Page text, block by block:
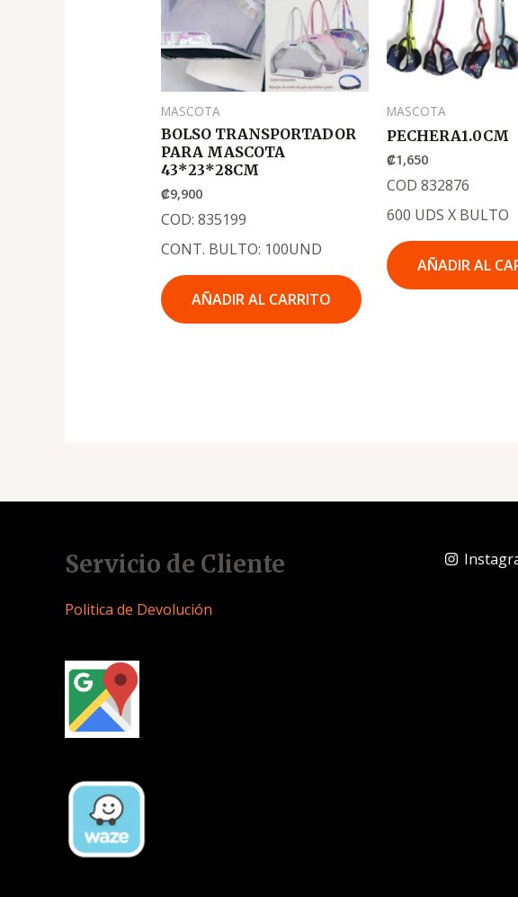
MASCOTA
BOLSO TRANSPORTADOR
PARA MASCOTA
43*23*28CM
₡9,900
COD: 835199
CONT. BULTO: 100UND
AÑADIR AL CARRITO
MASCOTA
PECHERA1.0CM
₡1,650
COD 832876
600 UDS X BULTO
AÑADIR AL
Servicio de Cliente
Politica de Devolución